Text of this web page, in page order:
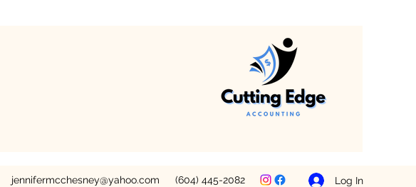
jennifermcchesney@yahoo.com (604) 445-2082 Log In